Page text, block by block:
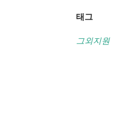
태그
그외지원